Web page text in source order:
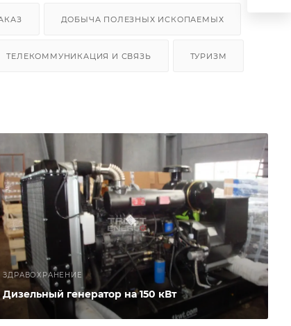
ДОБЫЧА ПОЛЕЗНЫХ ИСКОПАЕМЫХ
ТЕЛЕКОММУНИКАЦИЯ И СВЯЗЬ ТУРИЗМ
ЗДРАВОХРАНЕНИЕ
Дизельный генератор на 150 кВт